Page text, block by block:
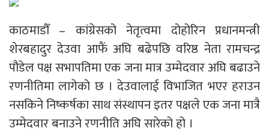
काठमाडौँ – कांग्रेसको नेतृत्वमा दोहोरिन प्रधानमन्त्री
शेरबहादुर देउवा आफैं अघि बढेपछि वरिष्ठ नेता रामचन्द्र
पौडेल पक्ष सभापतिमा एक जना मात्र उम्मेदवार अघि बढाउने
रणनीतिमा लागेको छ । देउवालाई विभाजित भएर हराउन
नसकिने निष्कर्षका साथ संस्थापन इतर पक्षले एक जना मात्रै
उम्मेदवार बनाउने रणनीति अघि सारेको हो ।